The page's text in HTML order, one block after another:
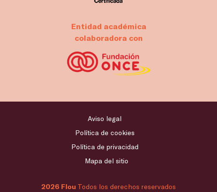
Entidad académica
colaboradora con
2026 Flou Todos los derechos reservados
Aviso legal
Política de cookies
Política de privacidad
Mapa del sitio